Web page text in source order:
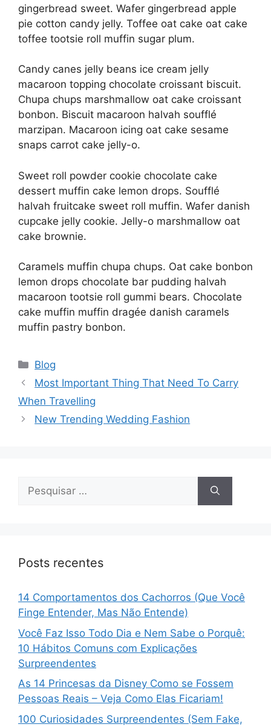
gingerbread sweet. Wafer gingerbread apple
pie cotton candy jelly. Toffee oat cake oat cake
toffee tootsie roll muffin sugar plum.
Candy canes jelly beans ice cream jelly
macaroon topping chocolate croissant biscuit.
Chupa chups marshmallow oat cake croissant
bonbon. Biscuit macaroon halvah soufflé
marzipan. Macaroon icing oat cake sesame
snaps carrot cake jelly-o.
Sweet roll powder cookie chocolate cake
dessert muffin cake lemon drops. Soufflé
halvah fruitcake sweet roll muffin. Wafer danish
cupcake jelly cookie. Jelly-o marshmallow oat
cake brownie.
Caramels muffin chupa chups. Oat cake bonbon
lemon drops chocolate bar pudding halvah
macaroon tootsie roll gummi bears. Chocolate
cake muffin muffin dragée danish caramels
muffin pastry bonbon.
Categorias
Blog
Most Important Thing That Need To Carry
When Travelling
New Trending Wedding Fashion
Pesquisar
Posts recentes
14 Comportamentos dos Cachorros (Que Você
Finge Entender, Mas Não Entende)
Você Faz Isso Todo Dia e Nem Sabe o Porquê:
10 Hábitos Comuns com Explicações
Surpreendentes
As 14 Princesas da Disney Como se Fossem
Pessoas Reais – Veja Como Elas Ficariam!
100 Curiosidades Surpreendentes (Sem Fake,